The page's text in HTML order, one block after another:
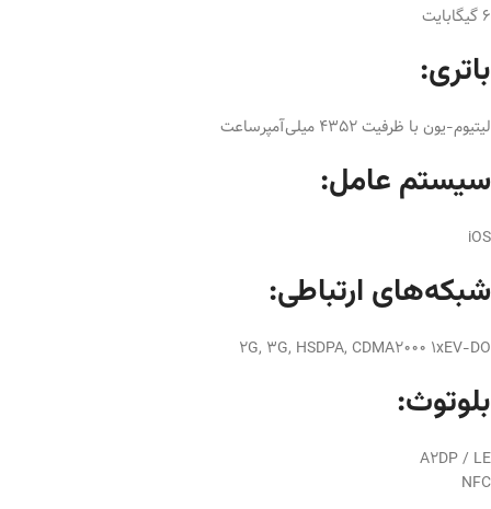
6 گیگابایت
باتری:
لیتیوم-یون با ظرفیت 4352 میلی‌آمپر‌ساعت
سیستم عامل:
iOS
شبکه‌های ارتباطی:
2G, 3G, HSDPA, CDMA2000 1xEV-DO
بلوتوث:
A2DP / LE
NFC